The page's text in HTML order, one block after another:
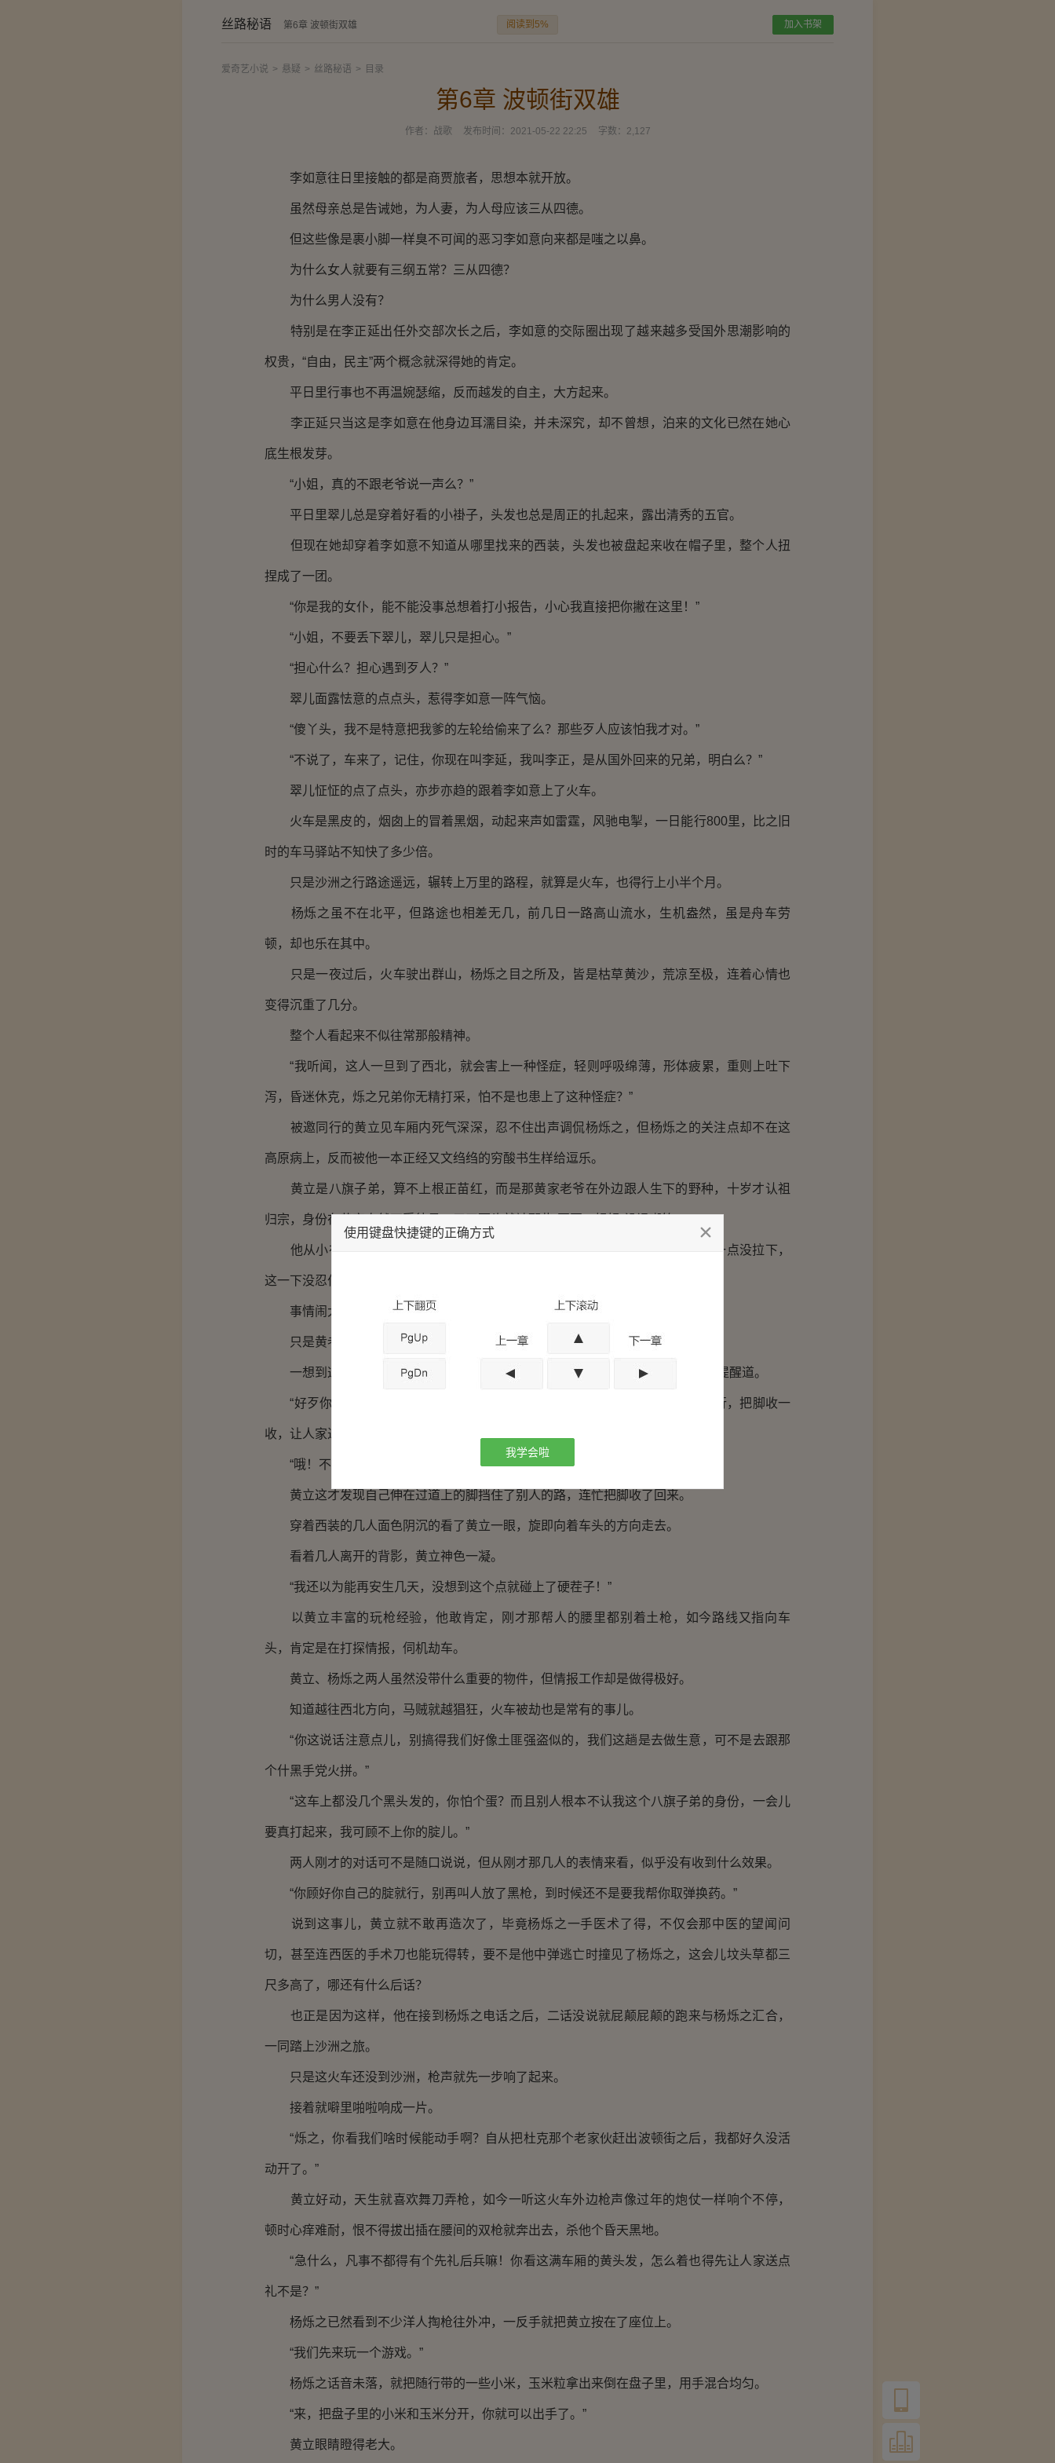
丝路秘语 第6章 波顿街双雄 阅读到5% 加入书架
爱奇艺小说 > 悬疑 > 丝路秘语 > 目录
第6章 波顿街双雄
作者： 战歌 发布时间： 2021-05-22 22:25 字数： 2,127
李如意往日里接触的都是商贾旅者，思想本就开放。
虽然母亲总是告诫她，为人妻，为人母应该三从四德。
但这些像是裹小脚一样臭不可闻的恶习李如意向来都是嗤之以鼻。
为什么女人就要有三纲五常？三从四德？
为什么男人没有？
特别是在李正延出任外交部次长之后，李如意的交际圈出现了越来越多受国外思潮影响的
权贵，“自由，民主”两个概念就深得她的肯定。
平日里行事也不再温婉瑟缩，反而越发的自主，大方起来。
李正延只当这是李如意在他身边耳濡目染，并未深究，却不曾想，泊来的文化已然在她心
底生根发芽。
“小姐，真的不跟老爷说一声么？”
平日里翠儿总是穿着好看的小褂子，头发也总是周正的扎起来，露出清秀的五官。
但现在她却穿着李如意不知道从哪里找来的西装，头发也被盘起来收在帽子里，整个人扭
捏成了一团。
“你是我的女仆，能不能没事总想着打小报告，小心我直接把你撇在这里！”
“小姐，不要丢下翠儿，翠儿只是担心。”
“担心什么？担心遇到歹人？”
翠儿面露怯意的点点头，惹得李如意一阵气恼。
“傻丫头，我不是特意把我爹的左轮给偷来了么？那些歹人应该怕我才对。”
“不说了，车来了，记住，你现在叫李延，我叫李正，是从国外回来的兄弟，明白么？”
翠儿怔怔的点了点头，亦步亦趋的跟着李如意上了火车。
火车是黑皮的，烟囱上的冒着黑烟，动起来声如雷霆，风驰电掣，一日能行800里，比之旧
时的车马驿站不知快了多少倍。
只是沙洲之行路途遥远，辗转上万里的路程，就算是火车，也得行上小半个月。
杨烁之虽不在北平，但路途也相差无几，前几日一路高山流水，生机盎然，虽是舟车劳
顿，却也乐在其中。
只是一夜过后，火车驶出群山，杨烁之目之所及，皆是枯草黄沙，荒凉至极，连着心情也
变得沉重了几分。
整个人看起来不似往常那般精神。
“我听闻，这人一旦到了西北，就会害上一种怪症，轻则呼吸绵薄，形体疲累，重则上吐下
泻，昏迷休克，烁之兄弟你无精打采，怕不是也患上了这种怪症？”
被邀同行的黄立见车厢内死气深深，忍不住出声调侃杨烁之，但杨烁之的关注点却不在这
高原病上，反而被他一本正经又文绉绉的穷酸书生样给逗乐。
黄立是八旗子弟，算不上根正苗红，而是那黄家老爷在外边跟人生下的野种，十岁才认祖
归宗，身份在黄家自然不受待见，三天两头就被那些“哥哥、姐姐”讥讽嘲笑。
他从小在市井长大，三教九流的人都见过，偷鸡摸狗，打架斗殴的本事更是一点没拉下，
这一下没忍住，就折了他那位堂哥的腿。
事情闹大，黄老爷子只得将他流放出国，到外面学习一下西方文化，开开眼界。
只是黄老爷子没想到，他这一流放，倒是变相的促成了“波顿街双雄”的传奇。
一想到这家伙在酒吧美女环绕，浪荡不羁的光景，杨烁之不禁摇了摇头，出声提醒道。
“好歹你也算是八旗子弟，用行话说，也称得上是个腕儿，你得注意自己的德行，把脚收一
收，让人家过去。”
“哦！不好意思，不好意思，你们过去吧。”
黄立这才发现自己伸在过道上的脚挡住了别人的路，连忙把脚收了回来。
穿着西装的几人面色阴沉的看了黄立一眼，旋即向着车头的方向走去。
看着几人离开的背影，黄立神色一凝。
“我还以为能再安生几天，没想到这个点就碰上了硬茬子！”
以黄立丰富的玩枪经验，他敢肯定，刚才那帮人的腰里都别着土枪，如今路线又指向车
头，肯定是在打探情报，伺机劫车。
黄立、杨烁之两人虽然没带什么重要的物件，但情报工作却是做得极好。
知道越往西北方向，马贼就越猖狂，火车被劫也是常有的事儿。
“你这说话注意点儿，别搞得我们好像土匪强盗似的，我们这趟是去做生意，可不是去跟那
个什黑手党火拼。”
“这车上都没几个黑头发的，你怕个蛋？而且别人根本不认我这个八旗子弟的身份，一会儿
要真打起来，我可顾不上你的腚儿。”
两人刚才的对话可不是随口说说，但从刚才那几人的表情来看，似乎没有收到什么效果。
“你顾好你自己的腚就行，别再叫人放了黑枪，到时候还不是要我帮你取弹换药。”
说到这事儿，黄立就不敢再造次了，毕竟杨烁之一手医术了得，不仅会那中医的望闻问
切，甚至连西医的手术刀也能玩得转，要不是他中弹逃亡时撞见了杨烁之，这会儿坟头草都三
尺多高了，哪还有什么后话？
也正是因为这样，他在接到杨烁之电话之后，二话没说就屁颠屁颠的跑来与杨烁之汇合，
一同踏上沙洲之旅。
只是这火车还没到沙洲，枪声就先一步响了起来。
接着就噼里啪啦响成一片。
“烁之，你看我们啥时候能动手啊？自从把杜克那个老家伙赶出波顿街之后，我都好久没活
动开了。”
黄立好动，天生就喜欢舞刀弄枪，如今一听这火车外边枪声像过年的炮仗一样响个不停，
顿时心痒难耐，恨不得拔出插在腰间的双枪就奔出去，杀他个昏天黑地。
“急什么，凡事不都得有个先礼后兵嘛！你看这满车厢的黄头发，怎么着也得先让人家送点
礼不是？”
杨烁之已然看到不少洋人掏枪往外冲，一反手就把黄立按在了座位上。
“我们先来玩一个游戏。”
杨烁之话音未落，就把随行带的一些小米，玉米粒拿出来倒在盘子里，用手混合均匀。
“来，把盘子里的小米和玉米分开，你就可以出手了。”
黄立眼睛瞪得老大。
使用键盘快捷键的正确方式
我学会啦